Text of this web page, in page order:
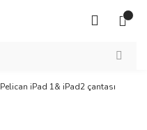
Pelican iPad 1& iPad2 çantası